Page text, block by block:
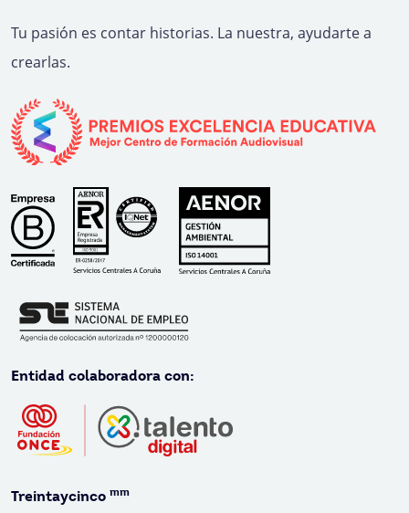
Tu pasión es contar historias. La nuestra, ayudarte a
crearlas.
Entidad colaboradora con:
Treintaycinco mm